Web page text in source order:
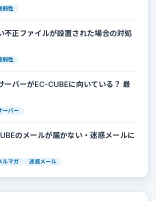
弱性
不正ファイルが設置された場合の対処
弱性
ーバーがEC-CUBEに向いている？ 最
ーバー
のメールが届かない・迷惑メールに
ルマガ 迷惑メール